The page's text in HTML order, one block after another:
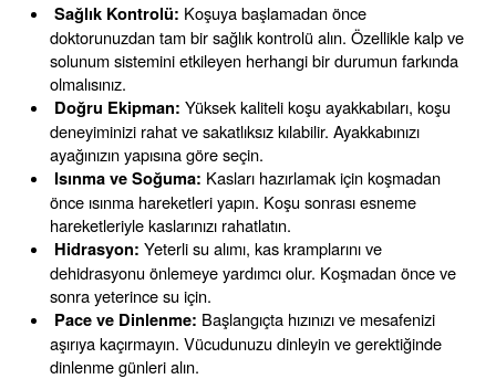
Sağlık Kontrolü: Koşuya başlamadan önce
doktorunuzdan tam bir sağlık kontrolü alın. Özellikle kalp ve
solunum sistemini etkileyen herhangi bir durumun farkında
olmalısınız.
Doğru Ekipman: Yüksek kaliteli koşu ayakkabıları, koşu
deneyiminizi rahat ve sakatlıksız kılabilir. Ayakkabınızı
ayağınızın yapısına göre seçin.
Isınma ve Soğuma: Kasları hazırlamak için koşmadan
önce ısınma hareketleri yapın. Koşu sonrası esneme
hareketleriyle kaslarınızı rahatlatın.
Hidrasyon: Yeterli su alımı, kas kramplarını ve
dehidrasyonu önlemeye yardımcı olur. Koşmadan önce ve
sonra yeterince su için.
Pace ve Dinlenme: Başlangıçta hızınızı ve mesafenizi
aşırıya kaçırmayın. Vücudunuzu dinleyin ve gerektiğinde
dinlenme günleri alın.